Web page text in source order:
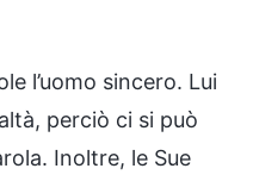
l’uomo sincero. Lui
perciò ci si può
Inoltre, le Sue